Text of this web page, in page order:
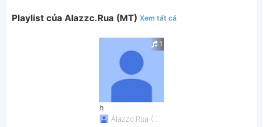
Bài hát đã đăng
Playlist của Alazzc.Rua (MT) Xem tất cả
1
h